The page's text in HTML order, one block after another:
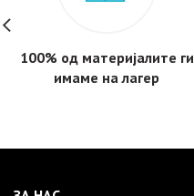
100% од материјалите ги
имаме на лагер